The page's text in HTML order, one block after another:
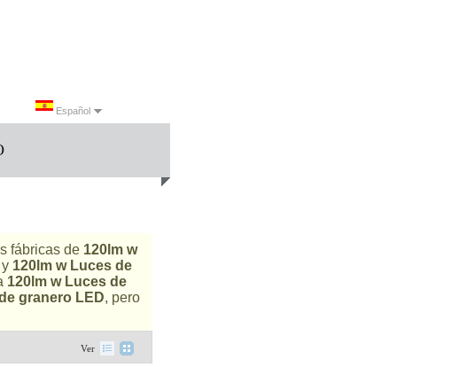
Español
fábricas de 120lm w
y 120lm w Luces de
120lm w Luces de
granero LED, pero
Ver